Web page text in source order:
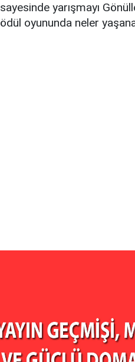
sayesinde yarışmayı
ödül oyununda neler